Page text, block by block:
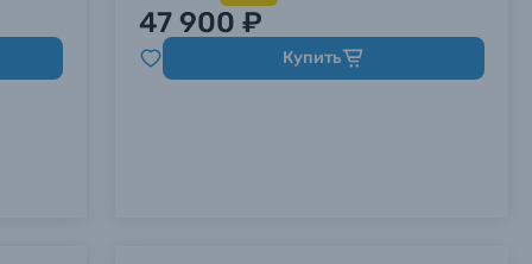
47 900 ₽
Купить